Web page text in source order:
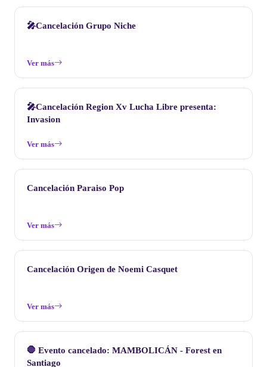
🎤Cancelación Grupo Niche
Ver más
🎤Cancelación Region Xv Lucha Libre presenta:
Invasion
Ver más
Cancelación Paraiso Pop
Ver más
Cancelación Origen de Noemi Casquet
Ver más
🛑 Evento cancelado: MAMBOLICÁN - Forest en
Santiago